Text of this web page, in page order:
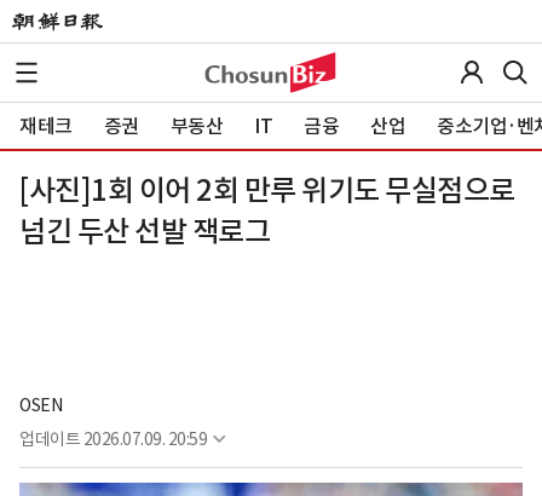
재테크 증권 부동산 IT 금융 산업 중소기업·벤
[사진]1회 이어 2회 만루 위기도 무실점으로
넘긴 두산 선발 잭로그
OSEN
업데이트 2026.07.09. 20:59